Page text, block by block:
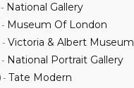
- National Gallery
- Museum Of London
-Victoria & Albert Museum
- National Portrait Gallery
- Tate Modern